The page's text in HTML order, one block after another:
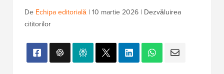
De Echipa editorială | 10 martie 2026 | Dezvăluirea
cititorilor